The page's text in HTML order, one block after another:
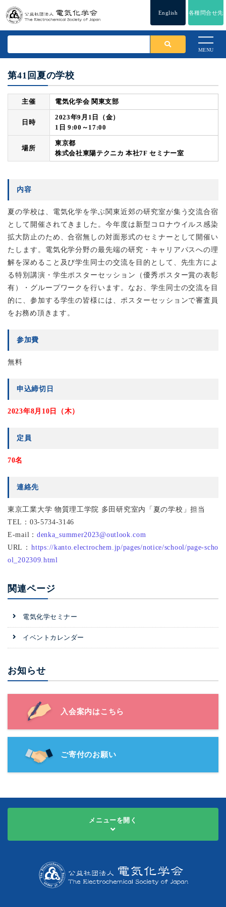
English 各種問合せ先
MENU
第41回夏の学校
主催 電気化学会 関東支部
日時
2023年9月1日（金）
1日 9:00～17:00
場所
東京都
株式会社東陽テクニカ 本社7F セミナー室
内容
夏の学校は、電気化学を学ぶ関東近郊の研究室が集う交流合宿
として開催されてきました。今年度は新型コロナウイルス感染
拡大防止のため、合宿無しの対面形式のセミナーとして開催い
たします。電気化学分野の最先端の研究・キャリアパスへの理
解を深めること及び学生同士の交流を目的として、先生方によ
る特別講演・学生ポスターセッション（優秀ポスター賞の表彰
有）・グループワークを行います。なお、学生同士の交流を目
的に、参加する学生の皆様には、ポスターセッションで審査員
をお務め頂きます。
参加費
無料
申込締切日
2023年8月10日（木）
定員
70名
連絡先
東京工業大学 物質理工学院 多田研究室内「夏の学校」担当
TEL：03-5734-3146
E-mail： denka_summer2023@outlook.com
URL：https://kanto.electrochem.jp/pages/notice/school/page-scho
ol_202309.html
関連ページ
電気化学セミナー
イベントカレンダー
お知らせ
入会案内はこちら
ご寄付のお願い
メニューを開く